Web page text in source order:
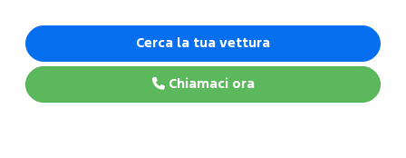
Cerca la tua vettura
Chiamaci ora